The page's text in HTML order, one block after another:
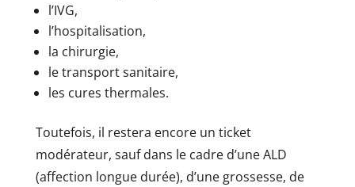
l’IVG,
l’hospitalisation,
la chirurgie,
le transport sanitaire,
les cures thermales.
Toutefois, il restera encore un ticket
modérateur, sauf dans le cadre d’une ALD
(affection longue durée), d’une grossesse, de